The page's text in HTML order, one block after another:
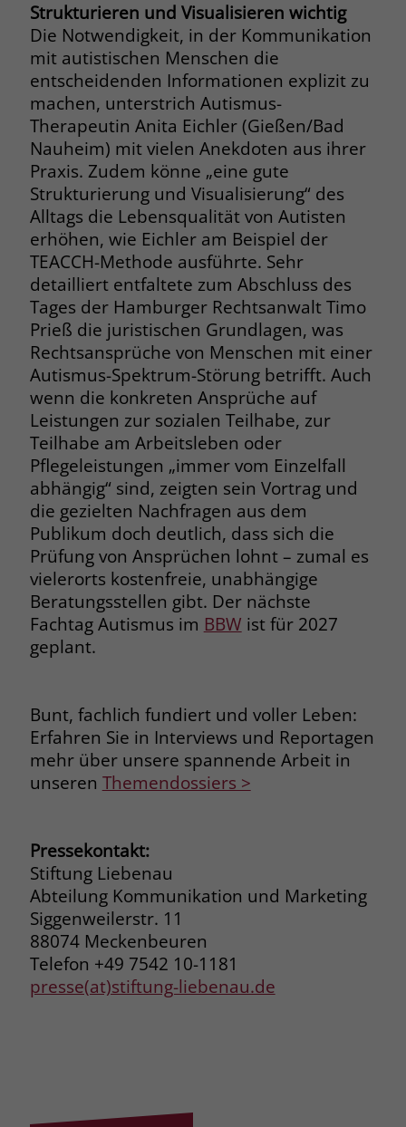
Strukturieren und Visualisieren wichtig
Die Notwendigkeit, in der Kommunikation
mit autistischen Menschen die
entscheidenden Informationen explizit zu
machen, unterstrich Autismus-
Therapeutin Anita Eichler (Gießen/Bad
Nauheim) mit vielen Anekdoten aus ihrer
Praxis. Zudem könne „eine gute
Strukturierung und Visualisierung“ des
Alltags die Lebensqualität von Autisten
erhöhen, wie Eichler am Beispiel der
TEACCH-Methode ausführte. Sehr
detailliert entfaltete zum Abschluss des
Tages der Hamburger Rechtsanwalt Timo
Prieß die juristischen Grundlagen, was
Rechtsansprüche von Menschen mit einer
Autismus-Spektrum-Störung betrifft. Auch
wenn die konkreten Ansprüche auf
Leistungen zur sozialen Teilhabe, zur
Teilhabe am Arbeitsleben oder
Pflegeleistungen „immer vom Einzelfall
abhängig“ sind, zeigten sein Vortrag und
die gezielten Nachfragen aus dem
Publikum doch deutlich, dass sich die
Prüfung von Ansprüchen lohnt – zumal es
vielerorts kostenfreie, unabhängige
Beratungsstellen gibt. Der nächste
Fachtag Autismus im BBW ist für 2027
geplant.
Bunt, fachlich fundiert und voller Leben:
Erfahren Sie in Interviews und Reportagen
mehr über unsere spannende Arbeit in
unseren Themendossiers >
Pressekontakt:
Stiftung Liebenau
Abteilung Kommunikation und Marketing
Siggenweilerstr. 11
88074 Meckenbeuren
Telefon +49 7542 10-1181
presse(at)stiftung-liebenau.de
Name _gcl_dc
Anbieter Google Ads
Laufzeit 90 Tage
Zweck
Dieses Cookie wird gesetzt, wenn ein
User über einen Klick auf eine Google
Werbeanzeige auf die Website gelangt.
Es enthält Informationen darüber,
welche Werbeanzeige geklickt wurde,
sodass erzielte Erfolge wie z.B.
Bestellungen oder Kontaktanfragen der
Anzeige zugewiesen werden können.
Name _fbp
Anbieter Facebook
Laufzeit 3 Monate
Zweck
Der Zweck von _fbp ist vollständig auf
die Werbe- und Analysebemühungen
von Facebook zurückzuführen. Dieses
Cookie ist ein Erstanbieter-Cookie, d. h.
Facebook platziert es, während ein
Verbraucher auf Facebook ist. Dieses
Cookie verfolgt die Besuche eines
Nutzers auf verschiedenen Websites
und meldet dieses Verhalten an
bessere, relevantere Werbung zu
zeigen. Das _fbp-Cookie sammelt keine
persönlich identifizierbaren
Informationen und wird von Facebook
nur platziert, um Daten an das